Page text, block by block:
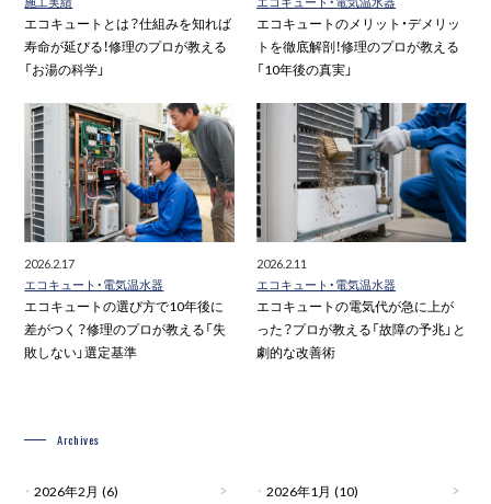
エコキュートとは？仕組みを知れば
寿命が延びる！修理のプロが教える
「お湯の科学」
エコキュートのメリット・デメリッ
トを徹底解剖！修理のプロが教える
「10年後の真実」
2026.2.17
エコキュート・電気温水器
エコキュートの選び方で10年後に
差がつく？修理のプロが教える「失
敗しない」選定基準
2026.2.11
エコキュート・電気温水器
エコキュートの電気代が急に上が
った？プロが教える「故障の予兆」と
劇的な改善術
Archives
2026年2月 (6) 2026年1月 (10)